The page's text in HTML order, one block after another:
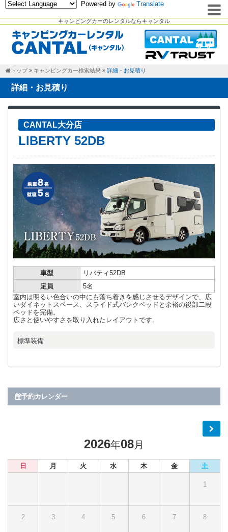
キャンピングカーのレンタルならキャンタル
Powered by Translate
トップ キャンピングカー検索結果 詳細・お見積り
詳細・お見積り
CANTAL大分店
LIBERTY 52DB
車型
リバティ52DB
定員
5名
室内は明るい色合いの中にも落ち着きを感じさせるデザインで、広
いダイネットスペース、スライド式バンクベッドと余裕の後部二段
ベッドを完備。
広さと使いやすさを取り入れたレイアウトです。
標準装備
予約カレンダー
2026年08月
日 月 火 水 木 金 土
1
2 3 4 5 6 7 8